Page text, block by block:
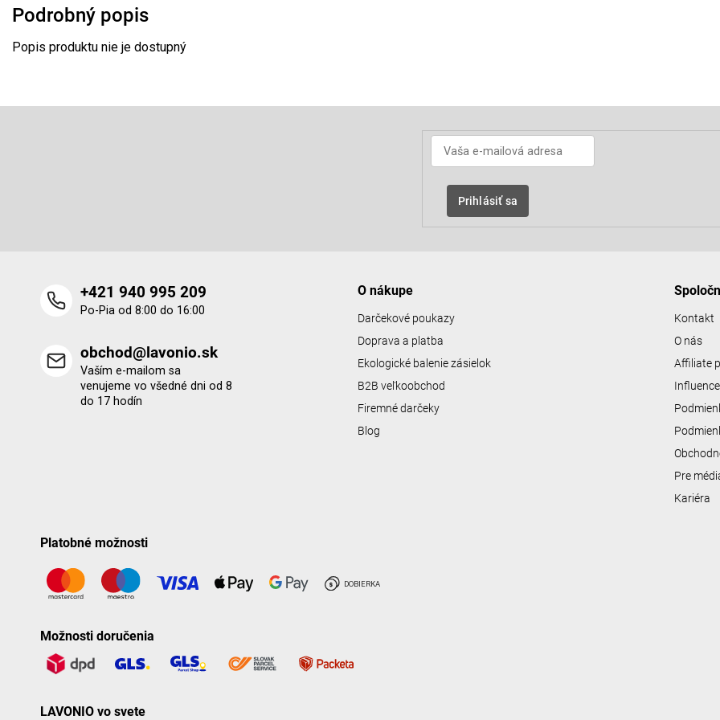
Podrobný popis
Popis produktu nie je dostupný
Prihlásiť sa
+421 940 995 209
Po-Pia od 8:00 do 16:00
obchod@lavonio.sk
Vaším e-mailom sa
venujeme vo všedné dni od 8
do 17 hodín
O nákupe
Darčekové poukazy
Doprava a platba
Ekologické balenie zásielok
B2B veľkoobchod
Firemné darčeky
Blog
Kontakt
O nás
Affiliate
Pre
Kariéra
Platobné možnosti
Možnosti doručenia
LAVONIO vo svete